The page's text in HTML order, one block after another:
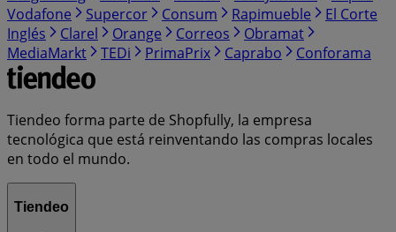
Vodafone
Supercor Consum Rapimueble
El Corte
Inglés
Clarel Orange Correos
Obramat
MediaMarkt
TEDi PrimaPrix Caprabo Conforama
Tiendeo forma parte de Shopfully, la empresa
tecnológica que está reinventando las compras locales
en todo el mundo.
Tiendeo